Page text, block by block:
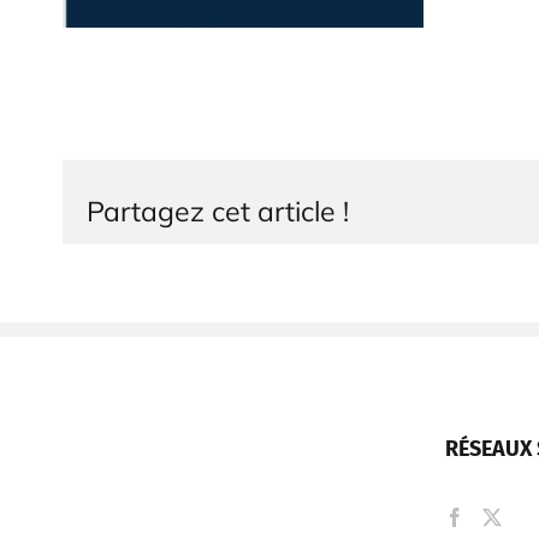
Partagez cet article !